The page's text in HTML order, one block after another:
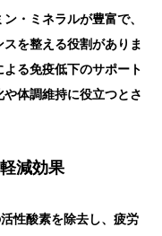
・ミネラルが豊富で、
を整える役割がありま
る免疫低下のサポート
体調維持に役立つとさ
減効果
性酸素を除去し、疲労